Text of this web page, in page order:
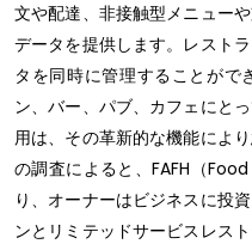
文や配達、非接触型メニュー
データを提供します。レスト
タを同時に管理することがで
ン、バー、パブ、カフェにと
用は、その革新的な機能によ
の調査によると、FAFH（
り、オーナーはビジネスに投
ンとリミテッドサービスレス